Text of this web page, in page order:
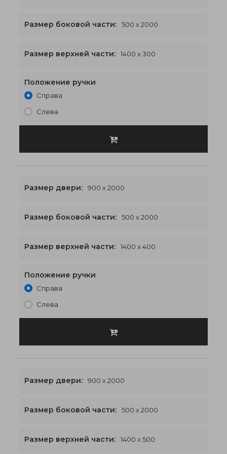
1400 x 2300€538
Размер боковой части: 500 x 2000
Размер верхней части: 1400 x 300
Положение ручки
Справа
Слева
1400 x 2400€543
Размер двери: 900 x 2000
Размер боковой части: 500 x 2000
Размер верхней части: 1400 x 400
Положение ручки
Справа
Слева
1400 x 2500€551
Размер двери: 900 x 2000
Размер боковой части: 500 x 2000
Размер верхней части: 1400 x 500